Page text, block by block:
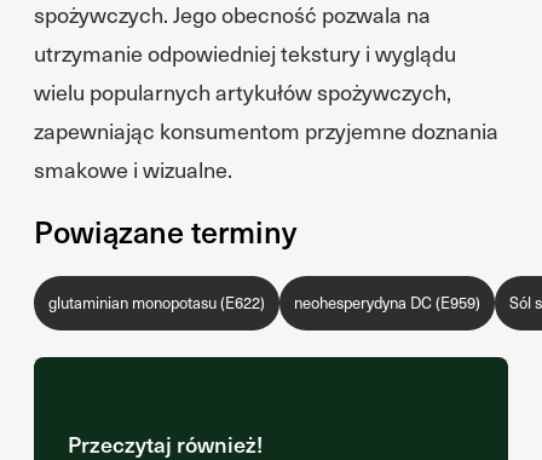
spożywczych. Jego obecność pozwala na
utrzymanie odpowiedniej tekstury i wyglądu
wielu popularnych artykułów spożywczych,
zapewniając konsumentom przyjemne doznania
smakowe i wizualne.
Powiązane terminy
glutaminian monopotasu (E622) neohesperydyna DC (E959) Sól
Przeczytaj również!